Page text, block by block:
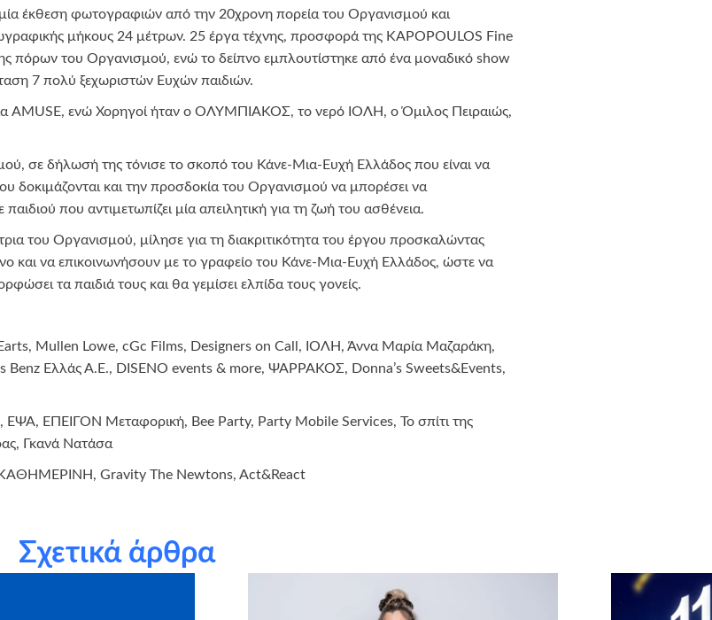
έκθεση φωτογραφιών από την 20χρονη πορεία του Οργανισμού και
μήκους 24 μέτρων. 25 έργα τέχνης, προσφορά της KAPOPOULOS Fine
πόρων του Οργανισμού, ενώ το δείπνο εμπλουτίστηκε από ένα μοναδικό show
7 πολύ ξεχωριστών Ευχών παιδιών.
AMUSE, ενώ Χορηγοί ήταν ο ΟΛΥΜΠΙΑΚΟΣ, το νερό ΙΟΛΗ, ο Όμιλος Πειραιώς,
σε δήλωσή της τόνισε το σκοπό του Κάνε-Μια-Ευχή Ελλάδος που είναι να
δοκιμάζονται και την προσδοκία του Οργανισμού να μπορέσει να
που αντιμετωπίζει μία απειλητική για τη ζωή του ασθένεια.
του Οργανισμού, μίλησε για τη διακριτικότητα του έργου προσκαλώντας
και να επικοινωνήσουν με το γραφείο του Κάνε-Μια-Ευχή Ελλάδος, ώστε να
τα παιδιά τους και θα γεμίσει ελπίδα τους γονείς.
Mullen Lowe, cGc Films, Designers on Call, ΙΟΛΗ, Άννα Μαρία Μαζαράκη,
Ελλάς Α.Ε., DISENO events & more, ΨΑΡΡΑΚΟΣ, Donna’s Sweets&Events,
ΕΨΑ, ΕΠΕΙΓΟΝ Μεταφορική, Bee Party, Party Mobile Services, Το σπίτι της
Γκανά Νατάσα
ΚΑΘΗΜΕΡΙΝΗ, Gravity The Newtons, Act&React
Σχετικά άρθρα